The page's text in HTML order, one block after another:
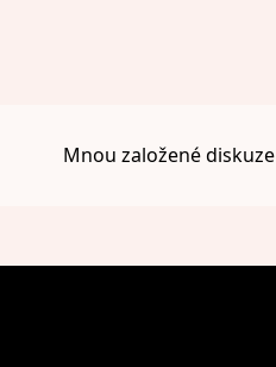
Mnou založené diskuze